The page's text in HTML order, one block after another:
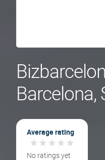
Barcelona,
Average rating
★★★★★
★★★★★
No ratings yet